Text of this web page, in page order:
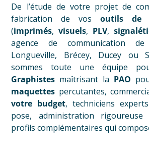
De l’étude de votre projet de
fabrication de vos outils de
(imprimés,visuels, PLV,
agence de communication de
Longueville, Brécey, Ducey ou
sommes toute une équipe
Graphistes maîtrisant la PAO
maquettes percutantes,
votre budget, techniciens
pose, administration rigoureuse
profils complémentaires qui